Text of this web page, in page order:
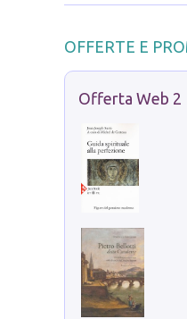
OFFERTE E
Offerta Web 2